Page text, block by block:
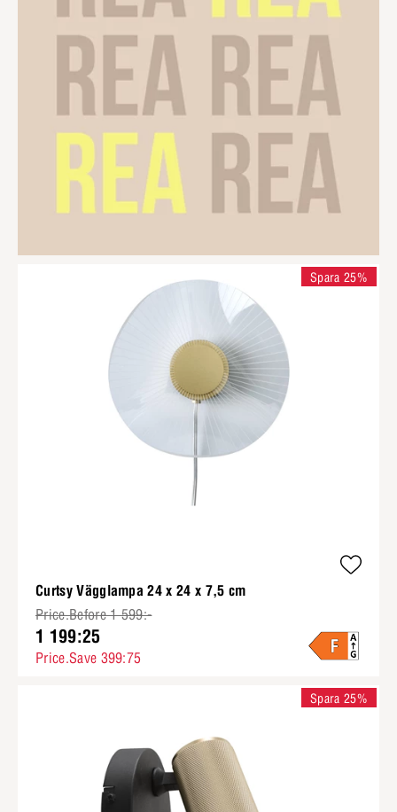
Curtsy Vägglampa 24 x 24 x 7,5 cm
Price.Before 1 599:-
1 199:25
Price.Save 399:75
Spara 25%
Spara 25%